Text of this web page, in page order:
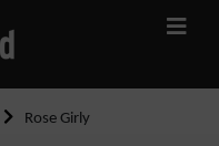
Rose Girly